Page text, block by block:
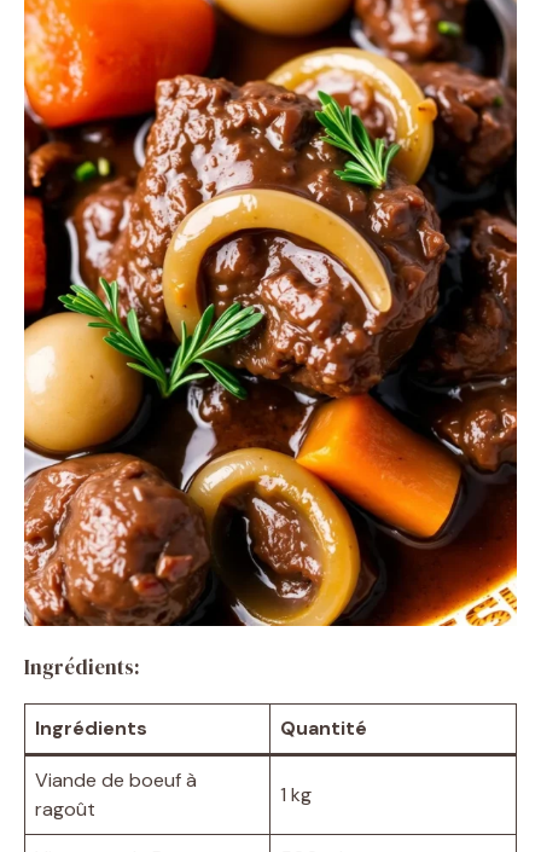
Ingrédients:
Ingrédients Quantité
Viande de boeuf à
ragoût
1 kg